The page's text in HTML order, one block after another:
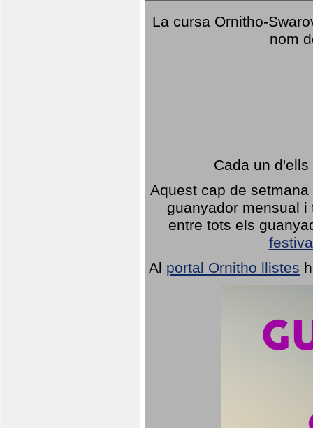
La cursa Ornitho-
nom
Cada un
Aquest cap de
guanyador mensual
entre tots els
Al portal Ornitho llistes